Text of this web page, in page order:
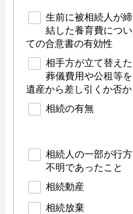
生前に被相続人が締
結した養育費につい
ての合意書の有効性
相手方が立て替えた
葬儀費用や公租等を
遺産から差し引くか否か
相続の有無
相続人の一部が行方
不明であったこと
相続動産
相続放棄